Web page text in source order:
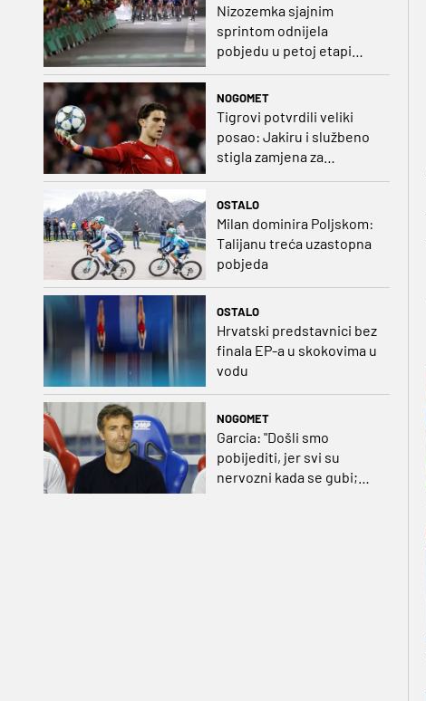
Nizozemka sjajnim
sprintom odnijela
pobjedu u petoj etapi
NOGOMET
Tigrovi potvrdili veliki
posao: Jakiru i službeno
stigla zamjena za
OSTALO
Milan dominira Poljskom:
Talijanu treća uzastopna
pobjeda
OSTALO
Hrvatski predstavnici bez
finala EP-a u skokovima u
vodu
NOGOMET
Garcia: "Došli smo
pobijediti, jer svi su
nervozni kada se gubi;